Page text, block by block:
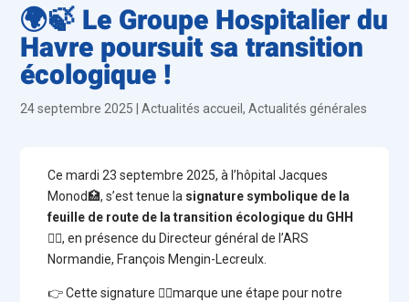
🌍🍃 Le Groupe Hospitalier du
Havre poursuit sa transition
écologique !
24 septembre 2025 |Actualités accueil,Actualités générales
Ce mardi 23 septembre 2025, à l’hôpital Jacques
Monod🏥, s’est tenue la signature symbolique de la
feuille de route de la transition écologique du GHH
✍🏼, en présence du Directeur général de l’ARS
Normandie, François Mengin-Lecreulx.
👉 Cette signature ✍🏼marque une étape pour notre